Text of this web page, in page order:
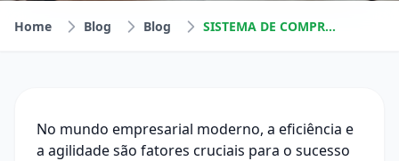
Home Blog Blog SISTEMA DE COMPRAS: IMPULSIONE O SUCESSO DA SUA EMPRESA
No mundo empresarial moderno, a eficiência e
a agilidade são fatores cruciais para o sucesso